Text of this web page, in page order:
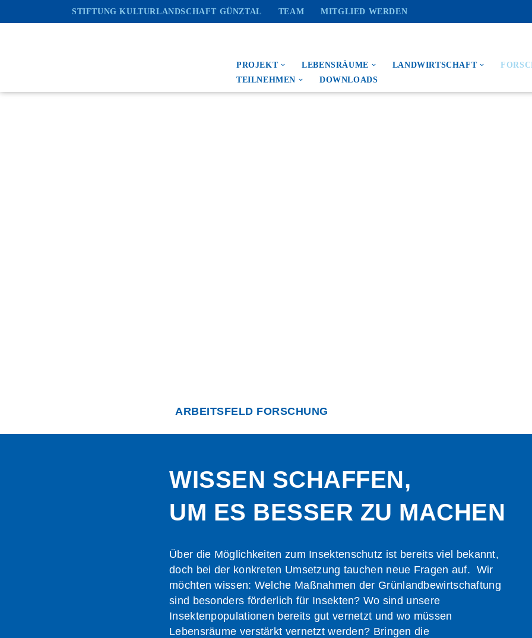
STIFTUNG KULTURLANDSCHAFT GÜNZTAL TEAM MITGLIED WERDEN
PROJEKT LEBENSRÄUME LANDWIRTSCHAFT
TEILNEHMEN
DOWNLOADS
ARBEITSFELD FORSCHUNG
WISSEN SCHAFFEN,
UM ES BESSER ZU MACHEN
Über die Möglichkeiten zum Insektenschutz ist bereits viel bekannt,
doch bei der konkreten Umsetzung tauchen neue Fragen auf. Wir
möchten wissen: Welche Maßnahmen der Grünlandbewirtschaftung
sind besonders förderlich für Insekten? Wo sind unsere
Insektenpopulationen bereits gut vernetzt und wo müssen
Lebensräume verstärkt vernetzt werden? Bringen die